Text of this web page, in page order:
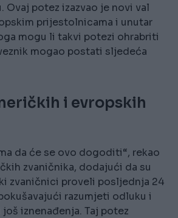
Ovaj potez izazvao je novi val
prijestolnicama i unutar
mogu li takvi potezi ohrabriti
mogao postati sljedeća
i evropskih
da će se ovo dogoditi“, rekao
zvaničnika, dodajući da su
zvaničnici proveli posljednja 24
razumjeti odluku i
iznenađenja. Taj potez